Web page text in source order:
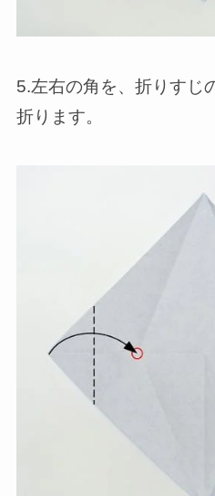
5.左右の角を、折りすじ
折ります。